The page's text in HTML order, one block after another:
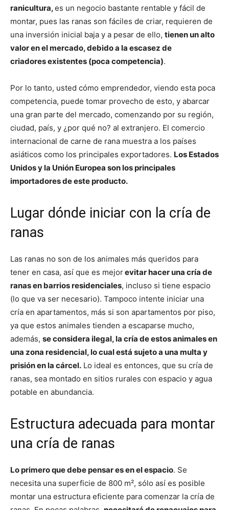
ranicultura,es un negocio bastante rentable y fácil de
montar, pues las ranas son fáciles de criar, requieren de
una inversión inicial baja y a pesar de ello, tienen un alto
valor en el mercado, debido a la escasez de
criadores existentes (poca competencia).
Por lo tanto, usted cómo emprendedor, viendo esta poca
competencia, puede tomar provecho de esto, y abarcar
una gran parte del mercado, comenzando por su región,
ciudad, país, y ¿por qué no? al extranjero. El comercio
internacional de carne de rana muestra a los países
asiáticos como los principales exportadores. Los Estados
Unidos y la Unión Europea son los principales
importadores de este producto.
Lugar dónde iniciar con la cría de
ranas
Las ranas no son de los animales más queridos para
tener en casa, así que es mejorevitar hacer una cría de
ranas en barrios residenciales, incluso si tiene espacio
(lo que va ser necesario). Tampoco intente iniciar una
cría en apartamentos, más si son apartamentos por piso,
ya que estos animales tienden a escaparse mucho,
además, se considera ilegal, la cría de estos animales en
una zona residencial, lo cual está sujeto a una multa y
prisión en la cárcel. Lo ideal es entonces, que su cría de
ranas, sea montado en sitios rurales con espacio y agua
potable en abundancia.
Estructura adecuada para montar
una cría de ranas
Lo primero que debe pensar es en el espacio. Se
necesita una superficie de 800 m², sólo así es posible
montar una estructura eficiente para comenzar la cría de